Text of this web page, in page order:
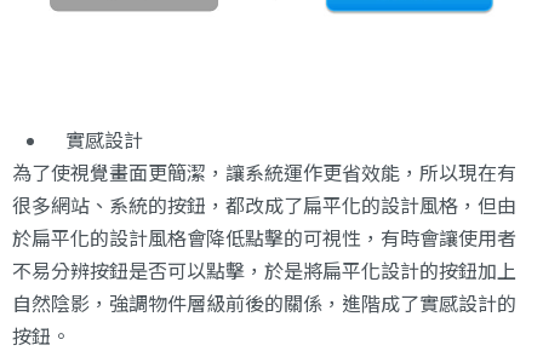
實感設計
為了使視覺畫面更簡潔，讓系統運作更省效能，所以現在有
很多網站、系統的按鈕，都改成了扁平化的設計風格，但由
於扁平化的設計風格會降低點擊的可視性，有時會讓使用者
不易分辨按鈕是否可以點擊，於是將扁平化設計的按鈕加上
自然陰影，強調物件層級前後的關係，進階成了實感設計的
按鈕。